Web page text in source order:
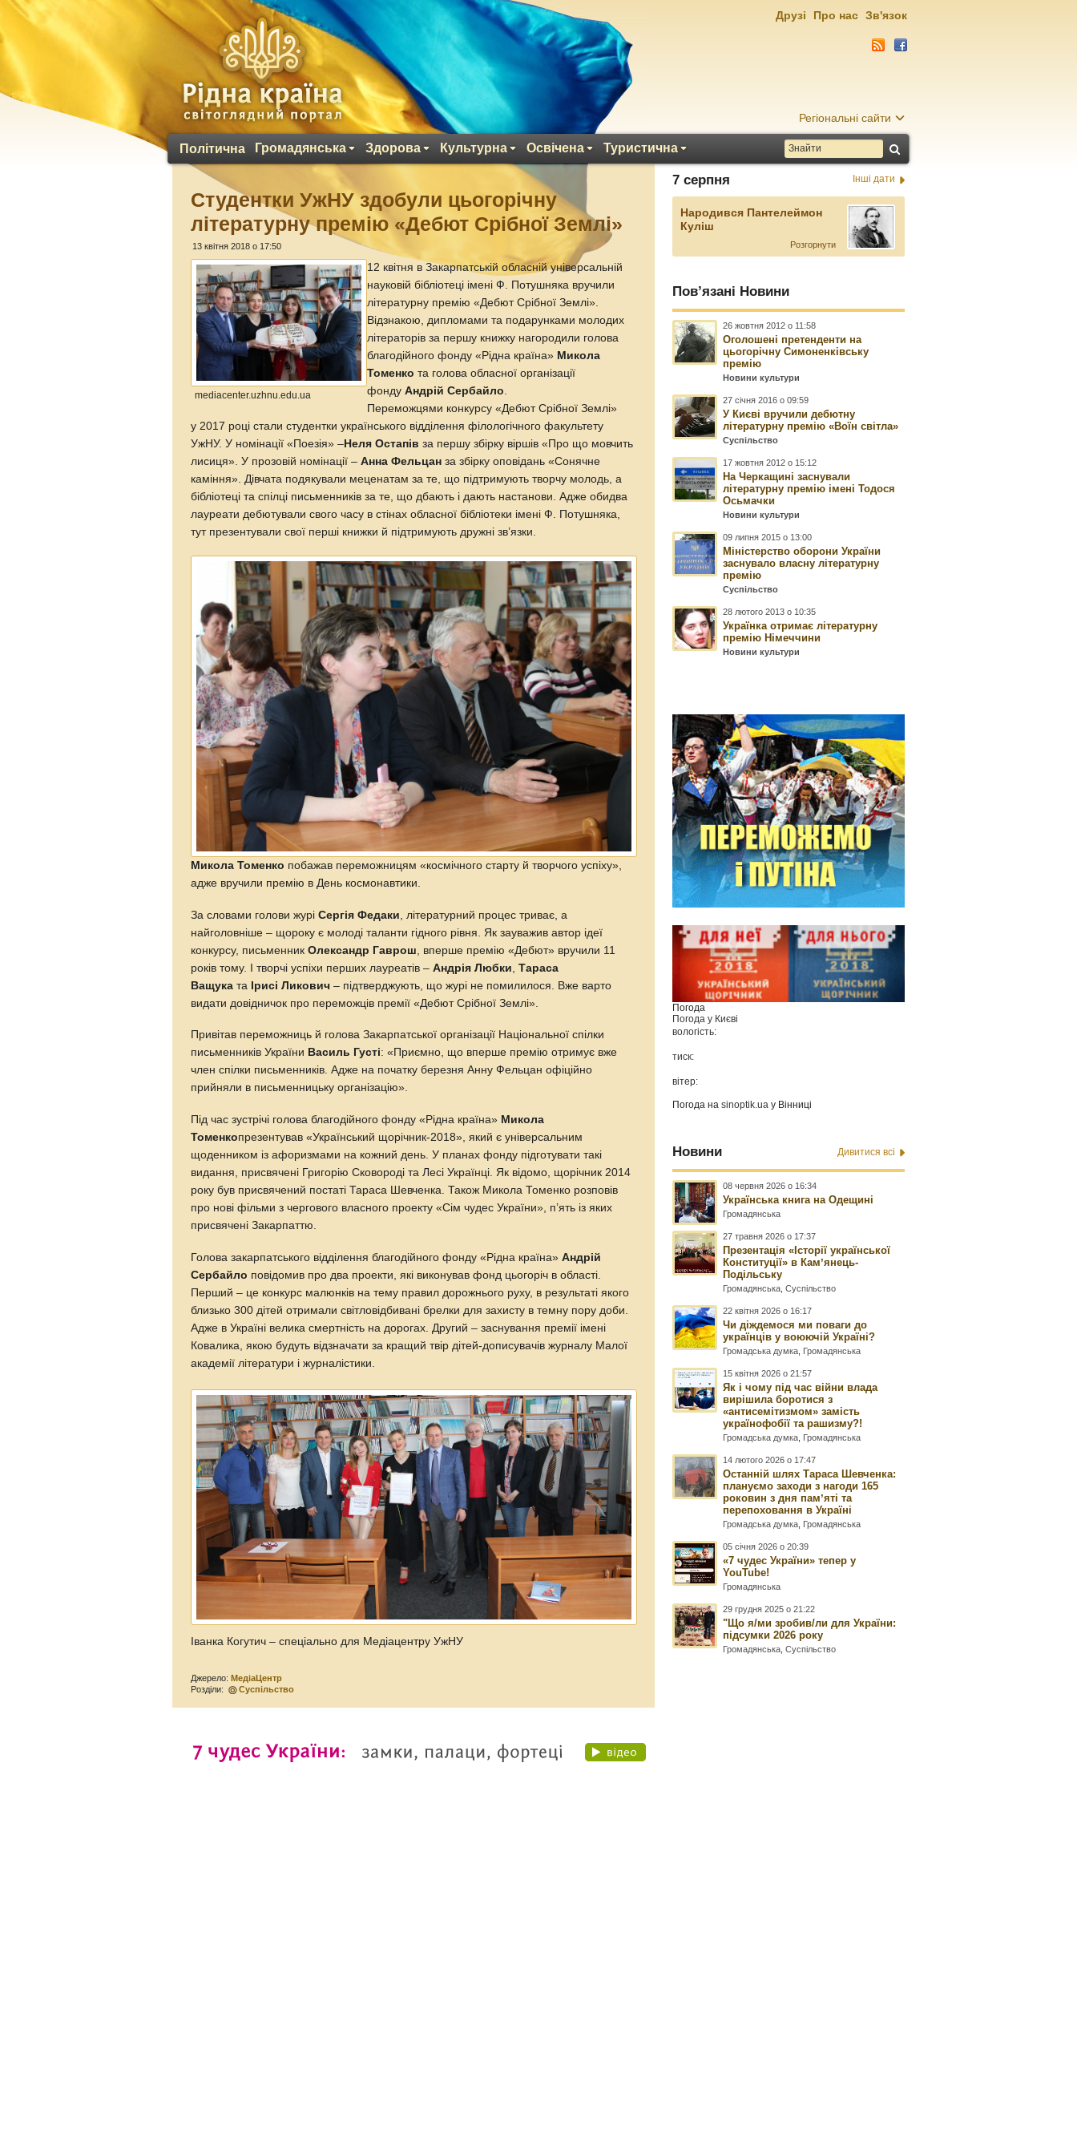
Регіональні сайти
Політична Громадянська Здорова Культурна Освічена Туристична
Друзі Про нас Зв'язок
Студентки УжНУ здобули цьогорічну
літературну премію «Дебют Срібної Землі»
13 квітня 2018 о 17:50
mediacenter.uzhnu.edu.ua
12 квітня в Закарпатській обласній універсальній
науковій бібліотеці імені Ф. Потушняка вручили
літературну премію «Дебют Срібної Землі».
Відзнакою, дипломами та подарунками молодих
літераторів за першу книжку нагородили голова
благодійного фонду «Рідна країна» Микола
Томенко та голова обласної організації
фондуАндрій Сербайло.
Переможцями конкурсу «Дебют Срібної Землі»
у 2017 році стали студентки українського відділення філологічного факультету
УжНУ. У номінації «Поезія» – Неля Остапів за першу збірку віршів «Про що мовчить
лисиця». У прозовій номінації –Анна Фельцан за збірку оповідань «Сонячне
каміння». Дівчата подякували меценатам за те, що підтримують творчу молодь, а
бібліотеці та спілці письменників за те, що дбають і дають настанови. Адже обидва
лауреати дебютували свого часу в стінах обласної бібліотеки імені Ф. Потушняка,
тут презентували свої перші книжки й підтримують дружні зв’язки.
Микола Томенко побажав переможницям «космічного старту й творчого успіху»,
адже вручили премію в День космонавтики.
За словами голови журіСергія Федаки , літературний процес триває, а
найголовніше – щороку є молоді таланти гідного рівня. Як зауважив автор ідеї
конкурсу, письменникОлександр Гаврош , вперше премію «Дебют» вручили 11
років тому. І творчі успіхи перших лауреатів –Андрія Любки ,Тараса
Ващука та Ірисі Ликович – підтверджують, що журі не помилилося. Вже варто
видати довідничок про переможців премії «Дебют Срібної Землі».
Привітав переможниць й голова Закарпатської організації Національної спілки
письменників України Василь Густі: «Приємно, що вперше премію отримує вже
член спілки письменників. Адже на початку березня Анну Фельцан офіційно
прийняли в письменницьку організацію».
Під час зустрічі голова благодійного фонду «Рідна країна» Микола
Томенкопрезентував «Український щорічник-2018», який є універсальним
щоденником із афоризмами на кожний день. У планах фонду підготувати такі
видання, присвячені Григорію Сковороді та Лесі Українці. Як відомо, щорічник 2014
року був присвячений постаті Тараса Шевченка. Також Микола Томенко розповів
про нові фільми з чергового власного проекту «Сім чудес України», п’ять із яких
присвячені Закарпаттю.
Голова закарпатського відділення благодійного фонду «Рідна країна»Андрій
Сербайло повідомив про два проекти, які виконував фонд цьогоріч в області.
Перший – це конкурс малюнків на тему правил дорожнього руху, в результаті якого
близько 300 дітей отримали світловідбивані брелки для захисту в темну пору доби.
Адже в Україні велика смертність на дорогах. Другий – заснування премії імені
Ковалика, якою будуть відзначати за кращий твір дітей-дописувачів журналу Малої
академії літератури і журналістики.
Іванка Когутич – спеціально для Медіацентру УжНУ
Джерело:МедіаЦентр
Розділи:
Суспільство
7 серпня Інші дати
Народився Пантелеймон
Куліш
Розгорнути
Пов’язані Новини
26 жовтня 2012 о 11:58
Оголошені претенденти на
цьогорічну Симоненківську
премію
Новини культури
27 січня 2016 о 09:59
У Києві вручили дебютну
літературну премію «Воїн світла»
Суспільство
17 жовтня 2012 о 15:12
На Черкащині заснували
літературну премію імені Тодося
Осьмачки
Новини культури
09 липня 2015 о 13:00
Міністерство оборони України
заснувало власну літературну
премію
Суспільство
28 лютого 2013 о 10:35
Українка отримає літературну
премію Німеччини
Новини культури
Погода
Погода у Києві
вологість:
тиск:
вітер:
Погода наsinoptik.ua у Вінниці
Новини Дивитися всі
08 червня 2026 о 16:34
Українська книга на Одещині
Громадянська
27 травня 2026 о 17:37
Презентація «Історії української
Конституції» в Камʼянець-
Подільську
Громадянська ,Суспільство
22 квітня 2026 о 16:17
Чи діждемося ми поваги до
українців у воюючій Україні?
Громадська думка Громадянська
15 квітня 2026 о 21:57
Як і чому під час війни влада
вирішила боротися з
«антисемітизмом» замість
українофобії та рашизму?!
Громадська думка Громадянська
14 лютого 2026 о 17:47
Останній шлях Тараса Шевченка:
плануємо заходи з нагоди 165
роковин з дня памʼяті та
перепоховання в Україні
Громадська думка Громадянська
05 січня 2026 о 20:39
«7 чудес України» тепер у
YouTube!
Громадянська
29 грудня 2025 о 21:22
"Що я/ми зробив/ли для України:
підсумки 2026 року
Громадянська ,Суспільство